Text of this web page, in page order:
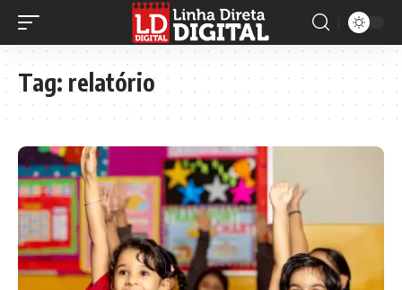
Tag: relatório